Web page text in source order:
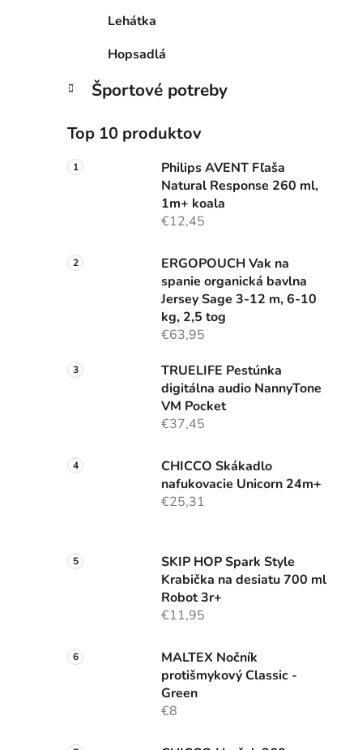
Lehátka
Hopsadlá
Športové potreby
Top 10 produktov
Philips AVENT Fľaša
Natural Response 260 ml,
1m+ koala
€12,45
ERGOPOUCH Vak na
spanie organická bavlna
Jersey Sage 3-12 m, 6-10
kg, 2,5 tog
€63,95
TRUELIFE Pestúnka
digitálna audio NannyTone
VM Pocket
€37,45
CHICCO Skákadlo
nafukovacie Unicorn 24m+
€25,31
SKIP HOP Spark Style
Krabička na desiatu 700 ml
Robot 3r+
€11,95
MALTEX Nočník
protišmykový Classic -
Green
€8